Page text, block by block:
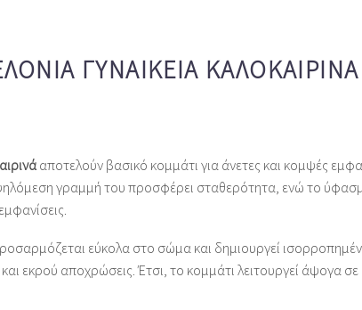
ΓΥΝΑΙΚΕΊΑ ΚΑΛΟΚΑΙΡΙΝΆ
αποτελούν βασικό κομμάτι για άνετες και κομψές
γραμμή του προσφέρει σταθερότητα, ενώ το
εύκολα στο σώμα και δημιουργεί
εκρού αποχρώσεις. Έτσι, το κομμάτι λειτουργεί άψογα σε